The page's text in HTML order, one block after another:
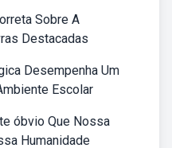
Sobre A
Destacadas
Desempenha Um
Escolar
óbvio Que Nossa
Humanidade